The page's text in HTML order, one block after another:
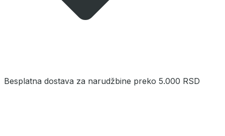
Besplatna dostava za narudžbine preko 5.000 RSD